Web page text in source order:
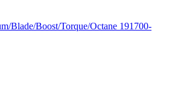
Blade/Boost/Torque/Octane 191700-